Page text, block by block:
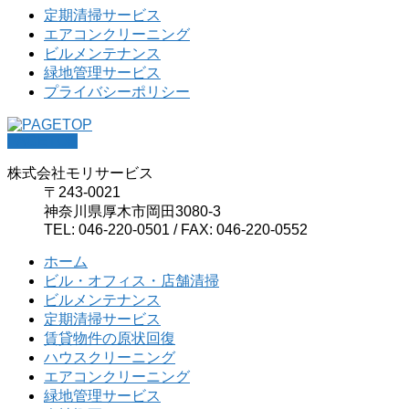
定期清掃サービス
エアコンクリーニング
ビルメンテナンス
緑地管理サービス
プライバシーポリシー
株式会社モリサービス
〒243-0021
神奈川県厚木市岡田3080-3
TEL: 046-220-0501 / FAX: 046-220-0552
ホーム
ビル・オフィス・店舗清掃
ビルメンテナンス
定期清掃サービス
賃貸物件の原状回復
ハウスクリーニング
エアコンクリーニング
緑地管理サービス